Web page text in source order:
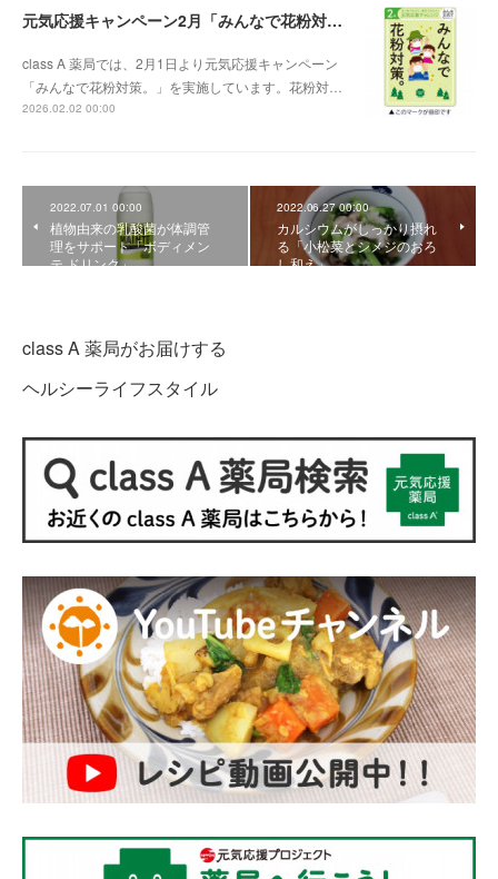
元気応援キャンペーン2月「みんなで花粉対策。」
class A 薬局では、2月1日より元気応援キャンペーン
「みんなで花粉対策。」を実施しています。花粉対…
2026.02.02 00:00
2022.07.01 00:00
植物由来の乳酸菌が体調管
理をサポート「ボディメン
テ ドリンク」
2022.06.27 00:00
カルシウムがしっかり摂れ
る「小松菜とシメジのおろ
し和え」
class A 薬局がお届けする
ヘルシーライフスタイル